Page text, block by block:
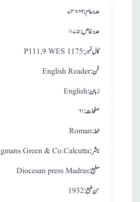
۷۳۸۶۹:عدد عام
۱۱۷۵:عدد خاص
P111,9 WES 1175 :کال نمبر
English Reader :فن
English:زبان
۶۱ :صفحات
Roman:خط
Green & Co.Calcutta :ناشر
Diocesan press Madras:مطبع
1932: سن طبع